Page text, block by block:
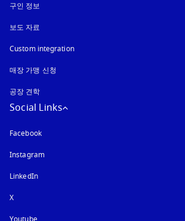
구인 정보
보도 자료
Custom integration
매장 가맹 신청
공장 견학
Social Links
Facebook
Instagram새 탭에서 열림
LinkedIn
X